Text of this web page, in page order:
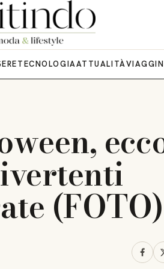
TECNOLOGIAATTUALITÀVIAGGI
(FOTO)